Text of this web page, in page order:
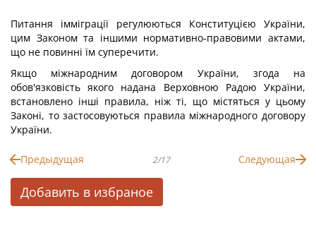
Питання імміграції регулюються Конституцією України,
цим Законом та іншими нормативно-правовими актами,
що не повинні їм суперечити.
Якщо міжнародним договором України, згода на
обов'язковість якого надана Верховною Радою України,
встановлено інші правила, ніж ті, що містяться у цьому
Законі, то застосовуються правила міжнародного договору
України.
Предыдущая 2/17 Следующая
Добавить в избраное